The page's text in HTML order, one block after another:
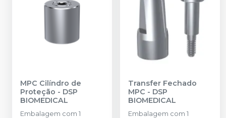
MPC Cilíndro de
Proteção - DSP
BIOMEDICAL
Embalagem com 1
Transfer Fechado
MPC - DSP
BIOMEDICAL
Embalagem com 1